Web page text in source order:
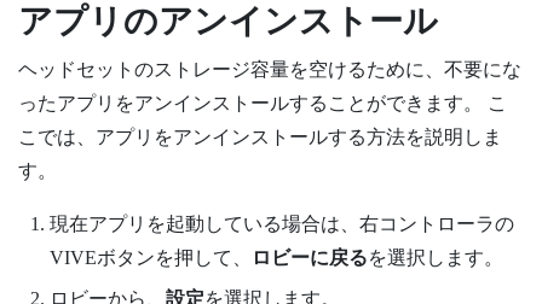
アプリのアンインストール
ヘッドセットのストレージ容量を空けるために、不要にな
ったアプリをアンインストールすることができます。 こ
こでは、アプリをアンインストールする方法を説明しま
す。
現在アプリを起動している場合は、右コントローラの
VIVEボタンを押して、 ロビーに戻るを選択します。
ロビーから、 設定を選択します。